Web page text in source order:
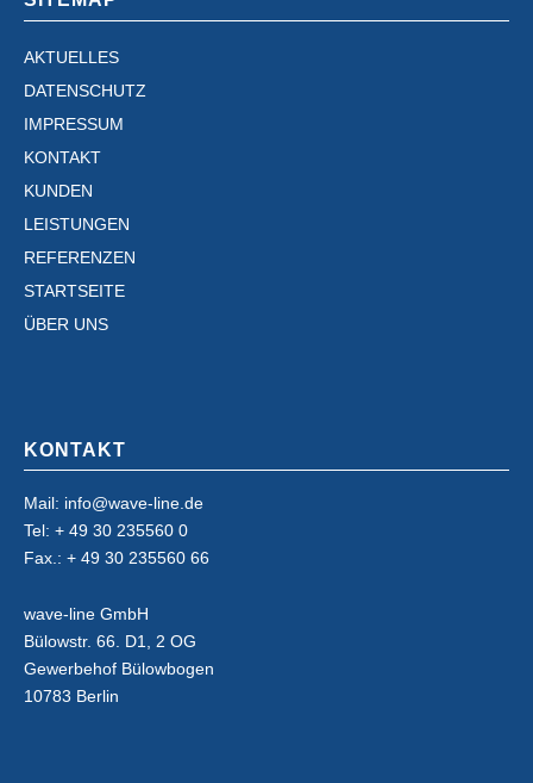
AKTUELLES
DATENSCHUTZ
IMPRESSUM
KONTAKT
KUNDEN
LEISTUNGEN
REFERENZEN
STARTSEITE
ÜBER UNS
KONTAKT
Mail: info@wave-line.de
Tel: + 49 30 235560 0
Fax.: + 49 30 235560 66
wave-line GmbH
Bülowstr. 66. D1, 2 OG
Gewerbehof Bülowbogen
10783 Berlin